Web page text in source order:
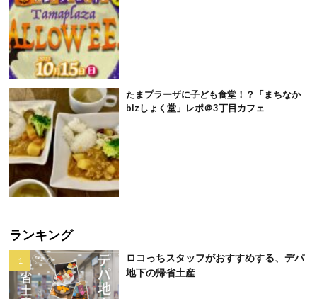
たまプラーザに子ども食堂！？「まちなか
bizしょく堂」レポ＠3丁目カフェ
ランキング
ロコっちスタッフがおすすめする、デパ
地下の帰省土産